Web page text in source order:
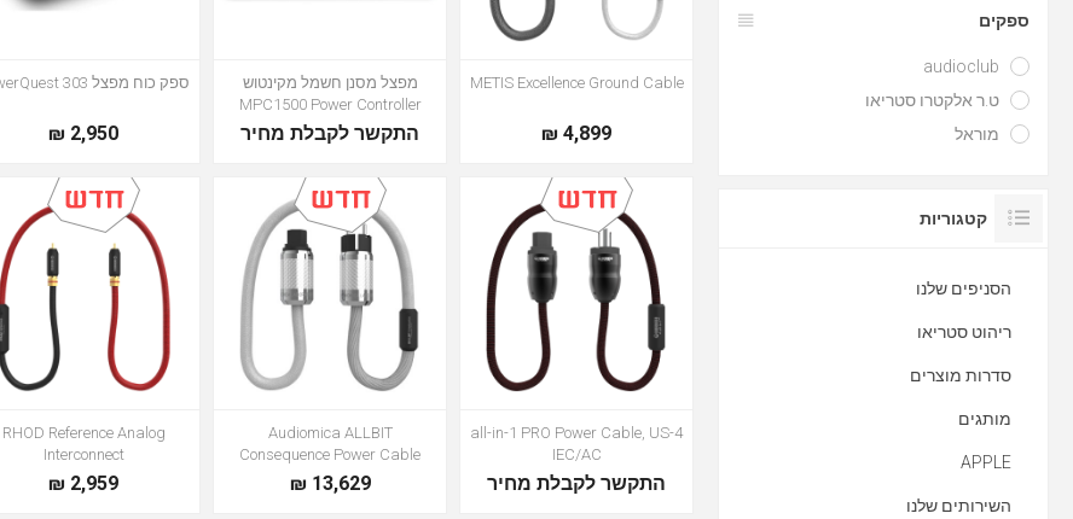
METIS Excellence Ground Cable
4,899 ₪
מפצל מסנן חשמל מקינטוש
MPC1500 Power Controller
התקשר לקבלת מחיר
ספק כוח מפצל PowerQuest 303
2,950 ₪
4-all-in-1 PRO Power Cable, US
IEC/AC
התקשר לקבלת מחיר
Audiomica ALLBIT
Consequence Power Cable
13,629 ₪
RHOD Reference Analog
Interconnect
2,959 ₪
ספקים
audioclub
ט.ר אלקטרו סטריאו
מוראל
קטגוריות
הסניפים שלנו
ריהוט סטריאו
סדרות מוצרים
מותגים
APPLE
השירותים שלנו